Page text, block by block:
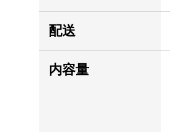
配送
内容量